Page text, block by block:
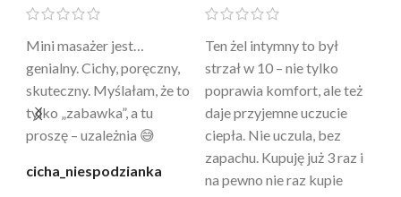
Mini masażer jest…
genialny. Cichy, poręczny,
skuteczny. Myślałam, że to
tylko „zabawka”, a tu
proszę – uzależnia 😅
cicha_niespodzianka
Ten żel intymny to był
strzał w 10 – nie tylko
poprawia komfort, ale też
daje przyjemne uczucie
ciepła. Nie uczula, bez
zapachu. Kupuję już 3 raz i
na pewno nie raz kupie